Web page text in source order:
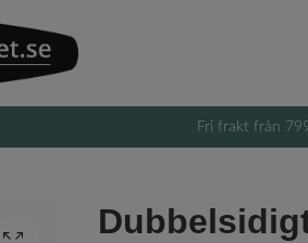
Fri frakt från